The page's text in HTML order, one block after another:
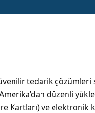
tedarik çözümleri
düzenli
Kartları) ve elektronik